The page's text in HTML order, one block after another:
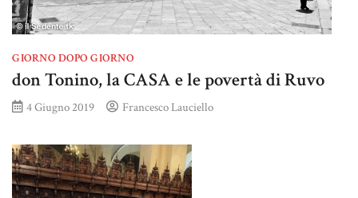
GIORNO DOPO GIORNO
don Tonino, la CASA e le povertà di Ruvo
4 Giugno 2019 Francesco Lauciello